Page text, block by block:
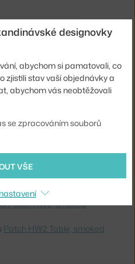
laminát
délku 340 cm.
Patch HW2, smoked
Patch HW2 Table, smoked
designovky
abychom si pamatovali, co
zjistili stav vaší objednávky a
abychom vás neobtěžovali
se zpracováním souborů
VŠE